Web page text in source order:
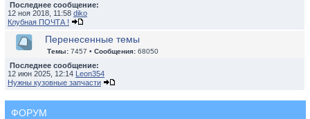
Последнее сообщение:
12 ноя 2018, 11:58 diko
Клубная ПОЧТА !
Перенесенные темы
Темы: 7457 • Сообщения: 68050
Последнее сообщение:
12 июн 2025, 12:14 Leon354
Нужны кузовные запчасти
ФОРУМ